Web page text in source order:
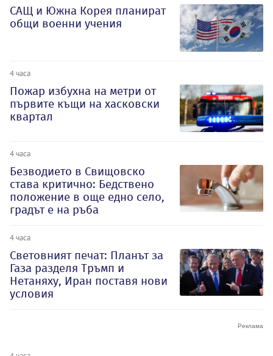
САЩ и Южна Корея планират
общи военни учения
4 часа
Пожар избухна на метри от
първите къщи на хасковски
квартал
4 часа
Безводието в Свищовско
става критично: Бедствено
положение в още едно село,
градът е на ръба
4 часа
Световният печат: Планът за
Газа разделя Тръмп и
Нетаняху, Иран поставя нови
условия